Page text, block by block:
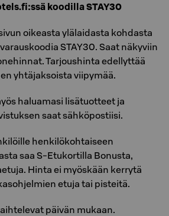
koodilla STAY30
oikeasta ylälaidasta kohdasta
STAY30. Saat näkyviin
Tarjoushinta edellyttää
yhtäjaksoista viipymää.
haluamasi lisätuotteet ja
saat sähköpostiisi.
henkilökohtaiseen
saa S-Etukortilla Bonusta,
Hinta ei myöskään kerrytä
etuja tai pisteitä.
päivän mukaan.